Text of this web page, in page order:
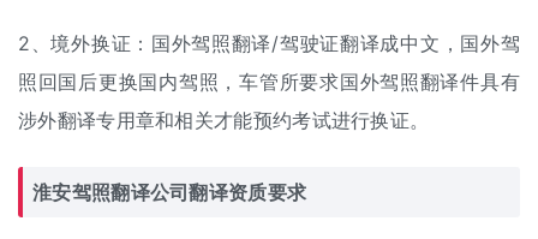
2、境外换证：国外驾照翻译/驾驶证翻译成中文，国外驾
照回国后更换国内驾照，车管所要求国外驾照翻译件具有
涉外翻译专用章和相关才能预约考试进行换证。
淮安驾照翻译公司翻译资质要求